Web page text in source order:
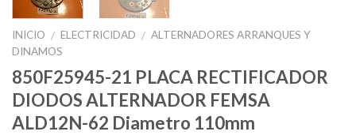
INICIO / ELECTRICIDAD / ALTERNADORES ARRANQUES Y
DINAMOS
850F25945-21 PLACA RECTIFICADOR
DIODOS ALTERNADOR FEMSA
ALD12N-62 Diametro 110mm